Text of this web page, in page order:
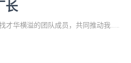
长
才华横溢的团队成员，共同推动我……